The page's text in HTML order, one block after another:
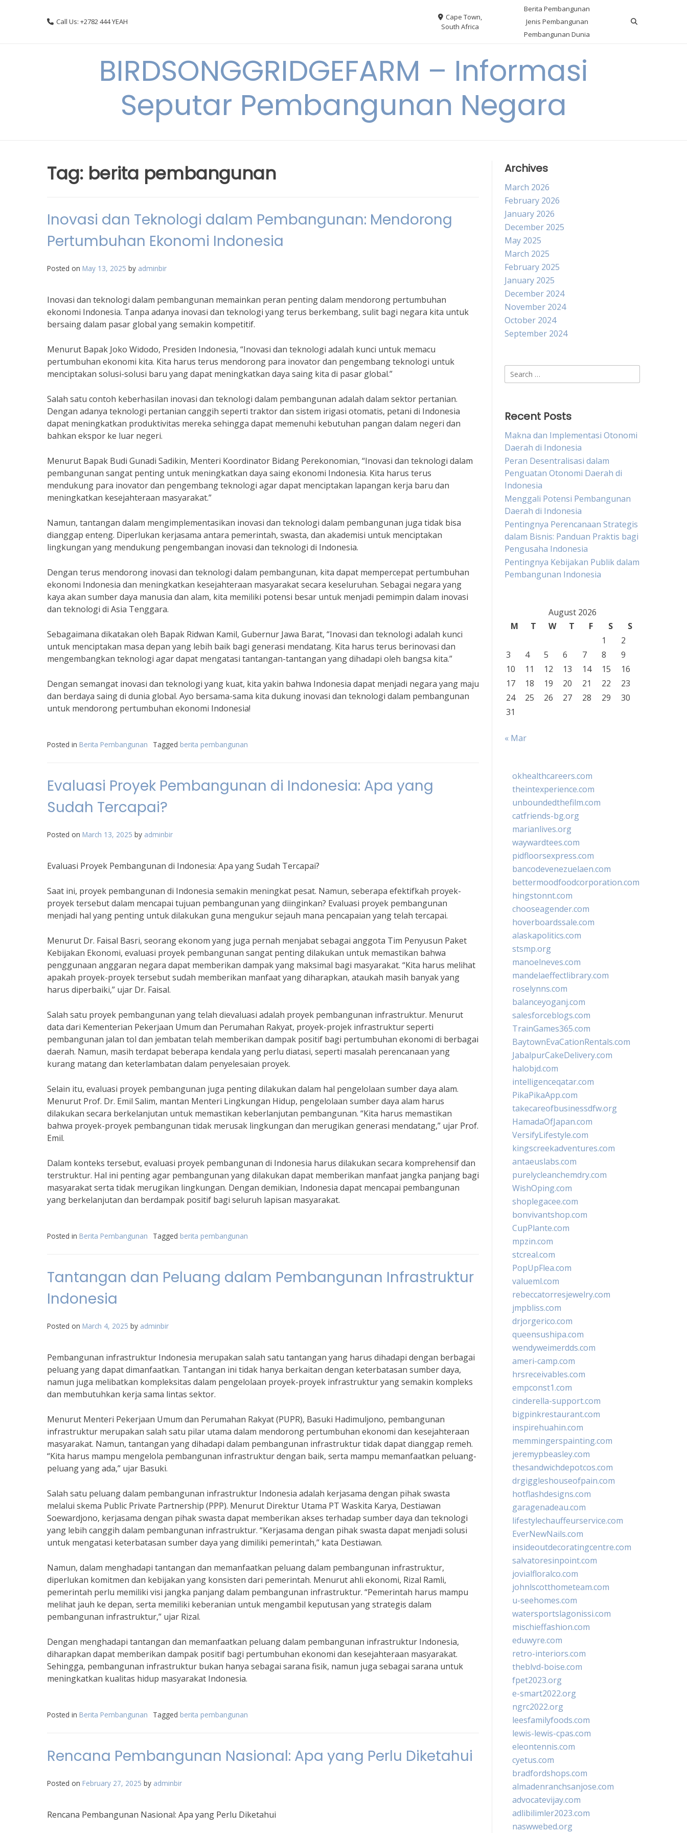
Call Us: +2782 444 YEAH
Cape Town,
South Africa
Berita Pembangunan
Jenis Pembangunan
Pembangunan Dunia
BIRDSONGGRIDGEFARM – Informasi
Seputar Pembangunan Negara
Tag: berita pembangunan
Inovasi dan Teknologi dalam Pembangunan: Mendorong
Pertumbuhan Ekonomi Indonesia
Posted on May 13, 2025 by adminbir
Inovasi dan teknologi dalam pembangunan memainkan peran penting dalam mendorong pertumbuhan
ekonomi Indonesia. Tanpa adanya inovasi dan teknologi yang terus berkembang, sulit bagi negara kita untuk
bersaing dalam pasar global yang semakin kompetitif.
Menurut Bapak Joko Widodo, Presiden Indonesia, “Inovasi dan teknologi adalah kunci untuk memacu
pertumbuhan ekonomi kita. Kita harus terus mendorong para inovator dan pengembang teknologi untuk
menciptakan solusi-solusi baru yang dapat meningkatkan daya saing kita di pasar global.”
Salah satu contoh keberhasilan inovasi dan teknologi dalam pembangunan adalah dalam sektor pertanian.
Dengan adanya teknologi pertanian canggih seperti traktor dan sistem irigasi otomatis, petani di Indonesia
dapat meningkatkan produktivitas mereka sehingga dapat memenuhi kebutuhan pangan dalam negeri dan
bahkan ekspor ke luar negeri.
Menurut Bapak Budi Gunadi Sadikin, Menteri Koordinator Bidang Perekonomian, “Inovasi dan teknologi dalam
pembangunan sangat penting untuk meningkatkan daya saing ekonomi Indonesia. Kita harus terus
mendukung para inovator dan pengembang teknologi agar dapat menciptakan lapangan kerja baru dan
meningkatkan kesejahteraan masyarakat.”
Namun, tantangan dalam mengimplementasikan inovasi dan teknologi dalam pembangunan juga tidak bisa
dianggap enteng. Diperlukan kerjasama antara pemerintah, swasta, dan akademisi untuk menciptakan
lingkungan yang mendukung pengembangan inovasi dan teknologi di Indonesia.
Dengan terus mendorong inovasi dan teknologi dalam pembangunan, kita dapat mempercepat pertumbuhan
ekonomi Indonesia dan meningkatkan kesejahteraan masyarakat secara keseluruhan. Sebagai negara yang
kaya akan sumber daya manusia dan alam, kita memiliki potensi besar untuk menjadi pemimpin dalam inovasi
dan teknologi di Asia Tenggara.
Sebagaimana dikatakan oleh Bapak Ridwan Kamil, Gubernur Jawa Barat, “Inovasi dan teknologi adalah kunci
untuk menciptakan masa depan yang lebih baik bagi generasi mendatang. Kita harus terus berinovasi dan
mengembangkan teknologi agar dapat mengatasi tantangan-tantangan yang dihadapi oleh bangsa kita.”
Dengan semangat inovasi dan teknologi yang kuat, kita yakin bahwa Indonesia dapat menjadi negara yang maju
dan berdaya saing di dunia global. Ayo bersama-sama kita dukung inovasi dan teknologi dalam pembangunan
untuk mendorong pertumbuhan ekonomi Indonesia!
Posted in Berita Pembangunan Tagged berita pembangunan
Evaluasi Proyek Pembangunan di Indonesia: Apa yang
Sudah Tercapai?
Posted on March 13, 2025 by adminbir
Evaluasi Proyek Pembangunan di Indonesia: Apa yang Sudah Tercapai?
Saat ini, proyek pembangunan di Indonesia semakin meningkat pesat. Namun, seberapa efektifkah proyek-
proyek tersebut dalam mencapai tujuan pembangunan yang diinginkan? Evaluasi proyek pembangunan
menjadi hal yang penting untuk dilakukan guna mengukur sejauh mana pencapaian yang telah tercapai.
Menurut Dr. Faisal Basri, seorang ekonom yang juga pernah menjabat sebagai anggota Tim Penyusun Paket
Kebijakan Ekonomi, evaluasi proyek pembangunan sangat penting dilakukan untuk memastikan bahwa
penggunaan anggaran negara dapat memberikan dampak yang maksimal bagi masyarakat. “Kita harus melihat
apakah proyek-proyek tersebut sudah memberikan manfaat yang diharapkan, ataukah masih banyak yang
harus diperbaiki,” ujar Dr. Faisal.
Salah satu proyek pembangunan yang telah dievaluasi adalah proyek pembangunan infrastruktur. Menurut
data dari Kementerian Pekerjaan Umum dan Perumahan Rakyat, proyek-projek infrastruktur seperti
pembangunan jalan tol dan jembatan telah memberikan dampak positif bagi pertumbuhan ekonomi di berbagai
daerah. Namun, masih terdapat beberapa kendala yang perlu diatasi, seperti masalah perencanaan yang
kurang matang dan keterlambatan dalam penyelesaian proyek.
Selain itu, evaluasi proyek pembangunan juga penting dilakukan dalam hal pengelolaan sumber daya alam.
Menurut Prof. Dr. Emil Salim, mantan Menteri Lingkungan Hidup, pengelolaan sumber daya alam harus
dilakukan secara berkelanjutan untuk memastikan keberlanjutan pembangunan. “Kita harus memastikan
bahwa proyek-proyek pembangunan tidak merusak lingkungan dan merugikan generasi mendatang,” ujar Prof.
Emil.
Dalam konteks tersebut, evaluasi proyek pembangunan di Indonesia harus dilakukan secara komprehensif dan
terstruktur. Hal ini penting agar pembangunan yang dilakukan dapat memberikan manfaat jangka panjang bagi
masyarakat serta tidak merugikan lingkungan. Dengan demikian, Indonesia dapat mencapai pembangunan
yang berkelanjutan dan berdampak positif bagi seluruh lapisan masyarakat.
Posted in Berita Pembangunan Tagged berita pembangunan
Tantangan dan Peluang dalam Pembangunan Infrastruktur
Indonesia
Posted on March 4, 2025 by adminbir
Pembangunan infrastruktur Indonesia merupakan salah satu tantangan yang harus dihadapi dengan berbagai
peluang yang dapat dimanfaatkan. Tantangan ini tidak hanya berkaitan dengan keterbatasan sumber daya,
namun juga melibatkan kompleksitas dalam pengelolaan proyek-proyek infrastruktur yang semakin kompleks
dan membutuhkan kerja sama lintas sektor.
Menurut Menteri Pekerjaan Umum dan Perumahan Rakyat (PUPR), Basuki Hadimuljono, pembangunan
infrastruktur merupakan salah satu pilar utama dalam mendorong pertumbuhan ekonomi dan kesejahteraan
masyarakat. Namun, tantangan yang dihadapi dalam pembangunan infrastruktur tidak dapat dianggap remeh.
“Kita harus mampu mengelola pembangunan infrastruktur dengan baik, serta mampu memanfaatkan peluang-
peluang yang ada,” ujar Basuki.
Salah satu peluang dalam pembangunan infrastruktur Indonesia adalah kerjasama dengan pihak swasta
melalui skema Public Private Partnership (PPP). Menurut Direktur Utama PT Waskita Karya, Destiawan
Soewardjono, kerjasama dengan pihak swasta dapat memberikan akses terhadap sumber daya dan teknologi
yang lebih canggih dalam pembangunan infrastruktur. “Kerjasama dengan pihak swasta dapat menjadi solusi
untuk mengatasi keterbatasan sumber daya yang dimiliki pemerintah,” kata Destiawan.
Namun, dalam menghadapi tantangan dan memanfaatkan peluang dalam pembangunan infrastruktur,
diperlukan komitmen dan kebijakan yang konsisten dari pemerintah. Menurut ahli ekonomi, Rizal Ramli,
pemerintah perlu memiliki visi jangka panjang dalam pembangunan infrastruktur. “Pemerintah harus mampu
melihat jauh ke depan, serta memiliki keberanian untuk mengambil keputusan yang strategis dalam
pembangunan infrastruktur,” ujar Rizal.
Dengan menghadapi tantangan dan memanfaatkan peluang dalam pembangunan infrastruktur Indonesia,
diharapkan dapat memberikan dampak positif bagi pertumbuhan ekonomi dan kesejahteraan masyarakat.
Sehingga, pembangunan infrastruktur bukan hanya sebagai sarana fisik, namun juga sebagai sarana untuk
meningkatkan kualitas hidup masyarakat Indonesia.
Posted in Berita Pembangunan Tagged berita pembangunan
Rencana Pembangunan Nasional: Apa yang Perlu Diketahui
Posted on February 27, 2025 by adminbir
Rencana Pembangunan Nasional: Apa yang Perlu Diketahui
Archives
March 2026
February 2026
January 2026
December 2025
May 2025
March 2025
February 2025
January 2025
December 2024
November 2024
October 2024
September 2024
Search
for:
Recent Posts
Makna dan Implementasi Otonomi
Daerah di Indonesia
Peran Desentralisasi dalam
Penguatan Otonomi Daerah di
Indonesia
Menggali Potensi Pembangunan
Daerah di Indonesia
Pentingnya Perencanaan Strategis
dalam Bisnis: Panduan Praktis bagi
Pengusaha Indonesia
Pentingnya Kebijakan Publik dalam
Pembangunan Indonesia
August 2026
M
T W T F S
S
1
2
3
4 5 6 7 8
9
10
11 12 13 14 15
16
17
18 19 20 21 22
23
24
25 26 27 28 29
30
31
« Mar
okhealthcareers.com
theintexperience.com
unboundedthefilm.com
catfriends-bg.org
marianlives.org
waywardtees.com
pidfloorsexpress.com
bancodevenezuelaen.com
bettermoodfoodcorporation.com
hingstonnt.com
chooseagender.com
hoverboardssale.com
alaskapolitics.com
stsmp.org
manoelneves.com
mandelaeffectlibrary.com
roselynns.com
balanceyoganj.com
salesforceblogs.com
TrainGames365.com
BaytownEvaCationRentals.com
JabalpurCakeDelivery.com
halobjd.com
intelligenceqatar.com
PikaPikaApp.com
takecareofbusinessdfw.org
HamadaOfJapan.com
VersifyLifestyle.com
kingscreekadventures.com
antaeuslabs.com
purelycleanchemdry.com
WishOping.com
shoplegacee.com
bonvivantshop.com
CupPlante.com
mpzin.com
stcreal.com
PopUpFlea.com
valueml.com
rebeccatorresjewelry.com
jmpbliss.com
drjorgerico.com
queensushipa.com
wendyweimerdds.com
ameri-camp.com
hrsreceivables.com
empconst1.com
cinderella-support.com
bigpinkrestaurant.com
inspirehuahin.com
memmingerspainting.com
jeremypbeasley.com
thesandwichdepotcos.com
drgiggleshouseofpain.com
hotflashdesigns.com
garagenadeau.com
lifestylechauffeurservice.com
EverNewNails.com
insideoutdecoratingcentre.com
salvatoresinpoint.com
jovialfloralco.com
johnlscotthometeam.com
u-seehomes.com
watersportslagonissi.com
mischieffashion.com
eduwyre.com
retro-interiors.com
theblvd-boise.com
fpet2023.org
e-smart2022.org
ngrc2022.org
leesfamilyfoods.com
lewis-lewis-cpas.com
eleontennis.com
cyetus.com
bradfordshops.com
almadenranchsanjose.com
advocatevijay.com
adlibilimler2023.com
naswwebed.org